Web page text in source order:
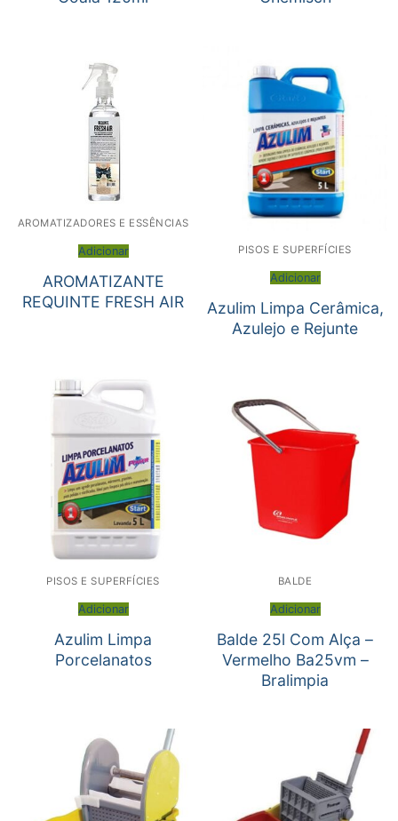
AROMATIZADORES E ESSÊNCIAS
Adicionar
AROMATIZANTE
REQUINTE FRESH AIR
PISOS E SUPERFÍCIES
Adicionar
Azulim Limpa Cerâmica,
Azulejo e Rejunte
PISOS E SUPERFÍCIES
Adicionar
Azulim Limpa
Porcelanatos
BALDE
Adicionar
Balde 25l Com Alça –
Vermelho Ba25vm –
Bralimpia